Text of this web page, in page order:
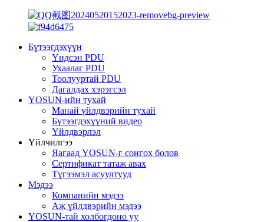
Бүтээгдэхүүн
Үндсэн PDU
Ухаалаг PDU
Тоолууртай PDU
Дагалдах хэрэгсэл
YOSUN-ийн тухай
Манай үйлдвэрийн тухай
Бүтээгдэхүүний видео
Үйлдвэрлэл
Үйлчилгээ
Яагаад YOSUN-г сонгох болов
Сертификат татаж авах
Түгээмэл асуултууд
Мэдээ
Компанийн мэдээ
Аж үйлдвэрийн мэдээ
YOSUN-тай холбогдоно уу